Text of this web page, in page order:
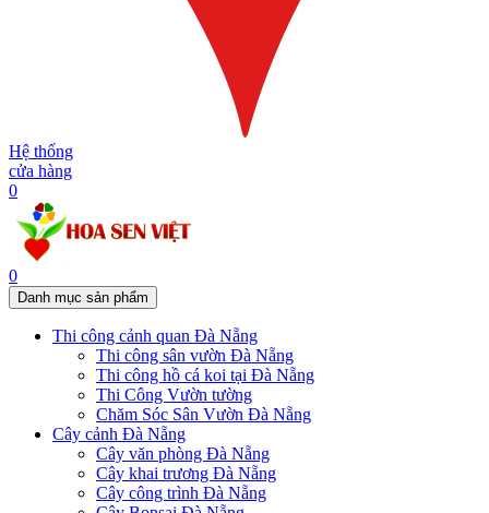
Hệ thống
cửa hàng
0
0
Danh mục sản phẩm
Thi công cảnh quan Đà Nẵng
Thi công sân vườn Đà Nẵng
Thi công hồ cá koi tại Đà Nẵng
Thi Công Vườn tường
Chăm Sóc Sân Vườn Đà Nẵng
Cây cảnh Đà Nẵng
Cây văn phòng Đà Nẵng
Cây khai trương Đà Nẵng
Cây công trình Đà Nẵng